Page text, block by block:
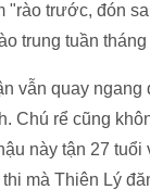
"rào trước, đón
trung tuần tháng
vẫn quay
Chú rể cũng
này tận 27
mà Thiên Lý